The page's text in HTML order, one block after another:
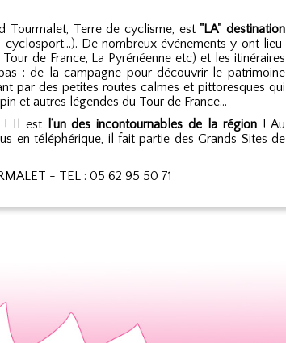
Tourmalet, Terre de cyclisme, est "LA" destination
cyclosport…). De nombreux événements y ont lieu
de France, La Pyrénéenne etc) et les itinéraires
: de la campagne pour découvrir le patrimoine
par des petites routes calmes et pittoresques qui
et autres légendes du Tour de France…
! Il est l’un des incontournables de la région ! Au
en téléphérique, il fait partie des Grands Sites de
- TEL : 05 62 95 50 71